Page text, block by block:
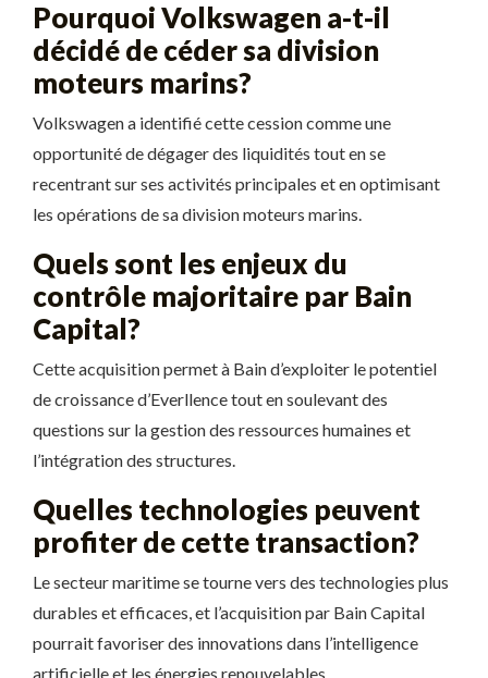
Pourquoi Volkswagen a-t-il
décidé de céder sa division
moteurs marins?
Volkswagen a identifié cette cession comme une
opportunité de dégager des liquidités tout en se
recentrant sur ses activités principales et en optimisant
les opérations de sa division moteurs marins.
Quels sont les enjeux du
contrôle majoritaire par Bain
Capital?
Cette acquisition permet à Bain d’exploiter le potentiel
de croissance d’Everllence tout en soulevant des
questions sur la gestion des ressources humaines et
l’intégration des structures.
Quelles technologies peuvent
profiter de cette transaction?
Le secteur maritime se tourne vers des technologies plus
durables et efficaces, et l’acquisition par Bain Capital
pourrait favoriser des innovations dans l’intelligence
artificielle et les énergies renouvelables.